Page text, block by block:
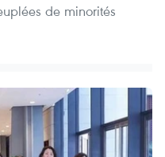
de minorités